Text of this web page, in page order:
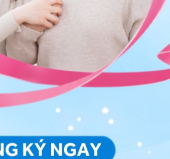
chỉ quan hệ với một bạn
những kỳ vọng của bệnh
loạn cương dương bắt nguồn
sử có thể giúp xác định được